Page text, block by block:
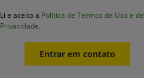
Li e aceito a Política de Termos de Uso e de
Privacidade.
Entrar em contato